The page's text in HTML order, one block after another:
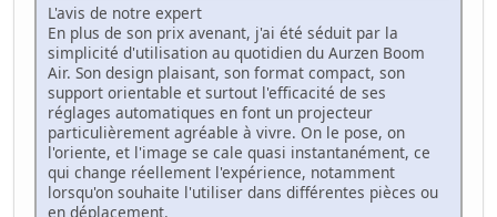
L'avis de notre expert
En plus de son prix avenant, j'ai été séduit par la
simplicité d'utilisation au quotidien du Aurzen Boom
Air. Son design plaisant, son format compact, son
support orientable et surtout l'efficacité de ses
réglages automatiques en font un projecteur
particulièrement agréable à vivre. On le pose, on
l'oriente, et l'image se cale quasi instantanément, ce
qui change réellement l'expérience, notamment
lorsqu'on souhaite l'utiliser dans différentes pièces ou
en déplacement.